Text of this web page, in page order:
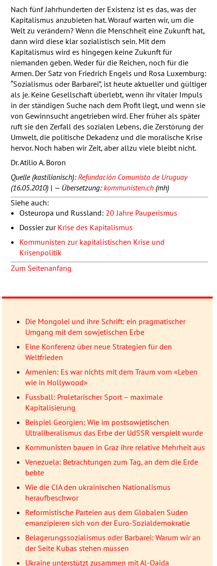
Nach fünf Jahrhunderten der Existenz ist es das, was der
Kapitalismus anzubieten hat. Worauf warten wir, um die
Welt zu verändern? Wenn die Menschheit eine Zukunft hat,
dann wird diese klar sozialistisch sein. Mit dem
Kapitalismus wird es hingegen keine Zukunft für
niemanden geben. Weder für die Reichen, noch für die
Armen. Der Satz von Friedrich Engels und Rosa Luxemburg:
“Sozialismus oder Barbarei”, ist heute aktueller und gültiger
als je. Keine Gesellschaft überlebt, wenn ihr vitaler Impuls
in der ständigen Suche nach dem Profit liegt, und wenn sie
von Gewinnsucht angetrieben wird. Eher früher als später
ruft sie den Zerfall des sozialen Lebens, die Zerstörung der
Umwelt, die politische Dekadenz und die moralische Krise
hervor. Noch haben wir Zeit, aber allzu viele bleibt nicht.
Dr. Atilio A. Boron
Quelle (kastilianisch): Refundación Comunista de Uruguay
(16.05.2010) | — Übersetzung:kommunisten.ch(mh)
Siehe auch:
Osteuropa und Russland: 20 Jahre Pauperismus
Dossier zur Krise des Kapitalismus
Kommunisten zur kapitalistischen Krise und
Krisenpolitik
Zum Seitenanfang
Die Mongolei und ihre Schrift: ein pragmatischer
Umgang mit dem sowjetischen Erbe
Eine Konferenz über neue Strategien für den
Weltfrieden
Armenien: Es war nichts mit dem Traum vom «Leben
wie in Hollywood»
Fussball: Proletarischer Sport – maximale
Kapitalisierung
Beispiel Georgien: Wie im postsowjetischen
Ultraliberalismus das Erbe der UdSSR verspielt wurde
Kommunisten bauen in Graz ihre relative Mehrheit aus
Venezuela: Betrachtungen zum Tag, an dem die Erde
bebte
Wie die CIA den ukrainischen Nationalismus
heraufbeschwor
Reformistische Parteien aus dem Globalen Süden
emanzipieren sich von der Euro-Sozialdemokratie
Belagerungssozialismus oder Barbarei: Warum wir an
der Seite Kubas stehen müssen
Ukraine unterstützt zusammen mit Al-Qaida